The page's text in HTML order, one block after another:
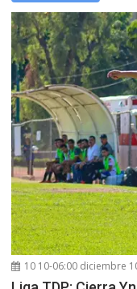
10 10-06:00 diciembre